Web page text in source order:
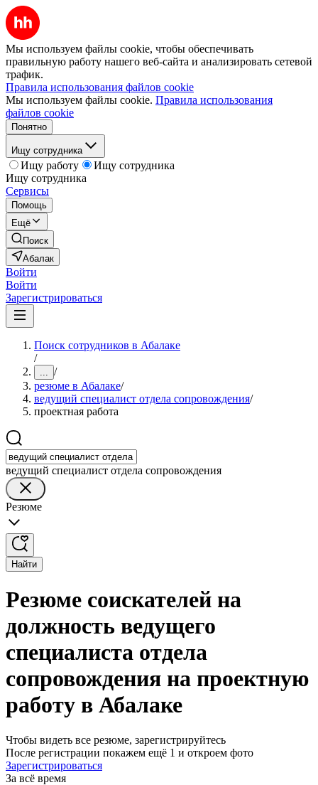
Мы используем файлы cookie, чтобы обеспечивать
правильную работу нашего веб-сайта и анализировать сетевой
трафик.
Правила использования файлов cookie
Мы используем файлы cookie. Правила использования
файлов cookie
Понятно
Ищу сотрудника
Ищу работу
Ищу сотрудника
Ищу сотрудника
Сервисы
Помощь
Ещё
Поиск
Абалак
Войти
Войти
Зарегистрироваться
Поиск сотрудников в Абалаке
/
... /
резюме в Абалаке/
ведущий специалист отдела сопровождения/
проектная работа
ведущий специалист отдела сопровождения
Резюме
Найти
Резюме соискателей на
должность ведущего
специалиста отдела
сопровождения на проектную
работу в Абалаке
Чтобы видеть все резюме, зарегистрируйтесь
После регистрации покажем ещё 1 и откроем фото
Зарегистрироваться
За всё время